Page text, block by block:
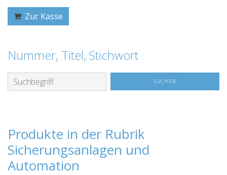
Zur Kasse
Nummer, Titel, Stichwort
Produkte in der Rubrik
Sicherungsanlagen und
Automation